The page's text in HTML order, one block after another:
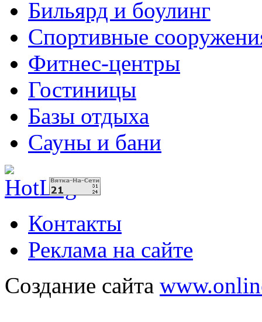
Бильярд и боулинг
Спортивные
Фитнес-центры
Гостиницы
Базы отдыха
Сауны и бани
Контакты
Реклама на сайте
Создание сайта